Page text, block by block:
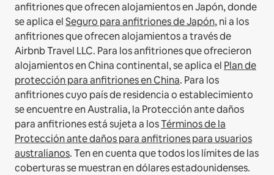
anfitriones que ofrecen alojamientos en Japón, donde
se aplica elSeguro para anfitriones de Japón, ni a los
anfitriones que ofrecen alojamientos a través de
Airbnb Travel LLC. Para los anfitriones que ofrecieron
alojamientos en China continental, se aplica el Plan de
protección para anfitriones en China. Para los
anfitriones cuyo país de residencia o establecimiento
se encuentre en Australia, la Protección ante daños
para anfitriones está sujeta a losTérminos de la
Protección ante daños para anfitriones para usuarios
australianos. Ten en cuenta que todos los límites de las
coberturas se muestran en dólares estadounidenses.